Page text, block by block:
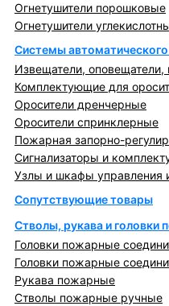
Огнетушители порошковые
Огнетушители
Системы
Извещатели, оповещатели,
Комплектующие для
Оросители дренчерные
Оросители спринклерные
Пожарная запорно-
Сигнализаторы и
Узлы и шкафы управления
Сопутствующие товары
Стволы, рукава и головки
Головки пожарные
Головки пожарные
Рукава пожарные
Стволы пожарные ручные